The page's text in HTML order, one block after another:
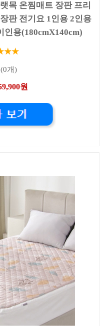
목 온찜매트 장판 프리
판 전기요 1인용 2인용
인용(180cmX140cm)
개)
원